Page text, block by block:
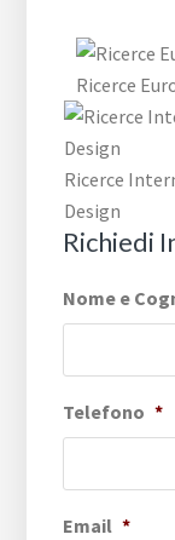
Ricerce
Ricerce
Design
Richiedi
Nome e
Telefono *
Email *